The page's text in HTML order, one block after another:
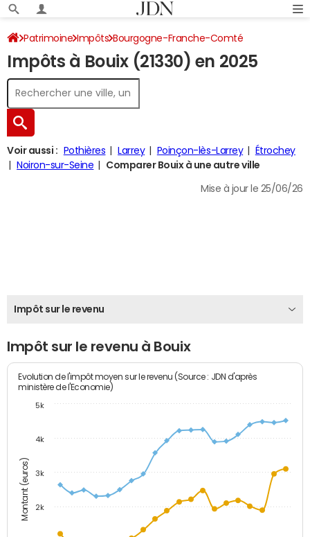
Patrimoine Impôts Bourgogne-Franche-Comté
Côte-d'Or Bouix Impôt sur le revenu
Impôts à Bouix (21330) en 2025
Voir aussi : Pothières Larrey Poinçon-lès-Larrey
Étrochey
Noiron-sur-Seine
Comparer Bouix à une autre ville
Mise à jour le 25/06/26
Impôt sur le revenu
Impôt sur le revenu à Bouix
Montant (euros)
Evolution de l'impôt moyen sur le revenu (Source : JDN d'après
ministère de l'Economie)
2k
3k
4k
5k